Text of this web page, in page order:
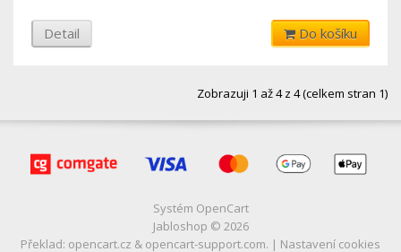
Detail Do košíku
Zobrazuji 1 až 4 z 4 (celkem stran 1)
Systém OpenCart
Jabloshop © 2026
Překlad: opencart.cz & opencart-support.com. | Nastavení cookies